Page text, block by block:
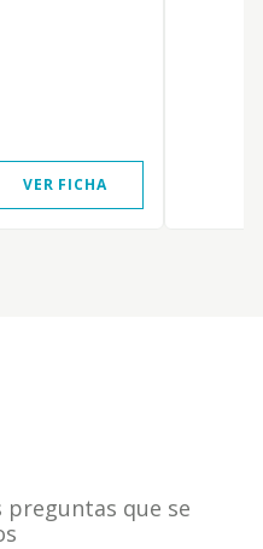
VER FICHA
preguntas que se